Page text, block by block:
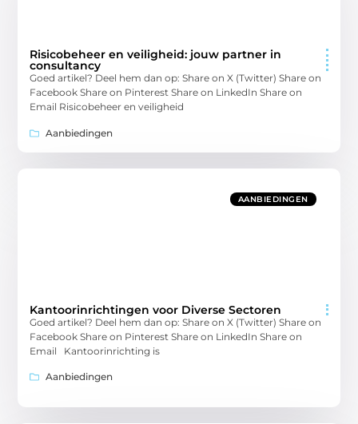
Risicobeheer en veiligheid: jouw partner in
consultancy
Goed artikel? Deel hem dan op: Share on X (Twitter) Share on
Facebook Share on Pinterest Share on LinkedIn Share on
Email Risicobeheer en veiligheid
Aanbiedingen
AANBIEDINGEN
Kantoorinrichtingen voor Diverse Sectoren
Goed artikel? Deel hem dan op: Share on X (Twitter) Share on
Facebook Share on Pinterest Share on LinkedIn Share on
Email Kantoorinrichting is
Aanbiedingen